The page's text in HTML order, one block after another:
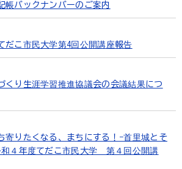
帳バックナンバーのご案内
だこ市民大学第4回公開講座報告
くり生涯学習推進協議会の会議結果につ
寄りたくなる、まちにする！−首里城とそ
和４年度てだこ市民大学 第４回公開講